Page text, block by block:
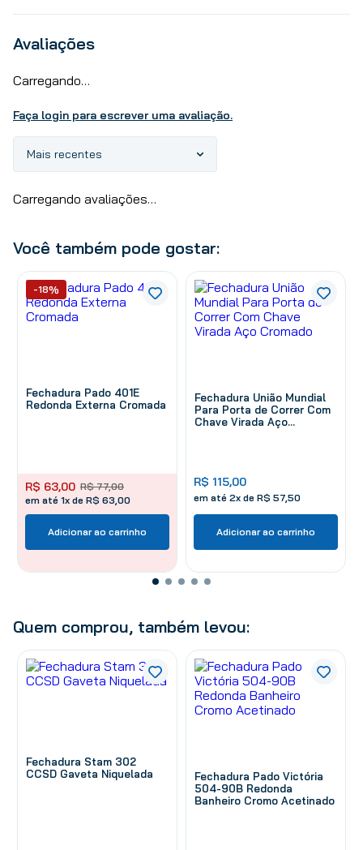
Avaliações
Carregando…
Faça login para escrever uma avaliação.
Mais recentes
Carregando avaliações…
Você também pode gostar:
Fechadura Pado 401E
Redonda Externa Cromada
R$ 77,00
R$ 63,00
em até 1x de R$ 63,00
-18%
Adicionar ao carrinho
Fechadura União Mundial
Para Porta de Correr Com
Chave Virada Aço
R$ 115,00
em até 2x de R$ 57 50
Adicionar ao carrinho
Quem comprou, também levou:
Fechadura Stam 302
CCSD Gaveta Niquelada
Fechadura Pado Victória
504-90B Redonda
Banheiro Cromo Acetinado